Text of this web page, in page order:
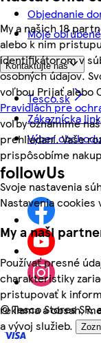
My a našich 18
alebo k nim
identifikátorom v
osobných údajov.
voľbou Prijať alebo
Pravidlách pre
voľby oznámime
prehliadaní. Vaše
prispôsobíme
Svoje nastavenia
Nastavenia
My a naši
Používať presné
charakteristiky
pristupovať k
reklama a obsah,
a vývoj služieb.
Objednanie
Moje obľúbené
Kontaktujte nás
Tesco.sk
Zákaznícka
Výber obchodu
followUs
©Tesco Stores SR,